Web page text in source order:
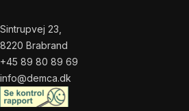
Sintrupvej 23,
8220 Brabrand
+45 89 80 89 69
info@demca.dk